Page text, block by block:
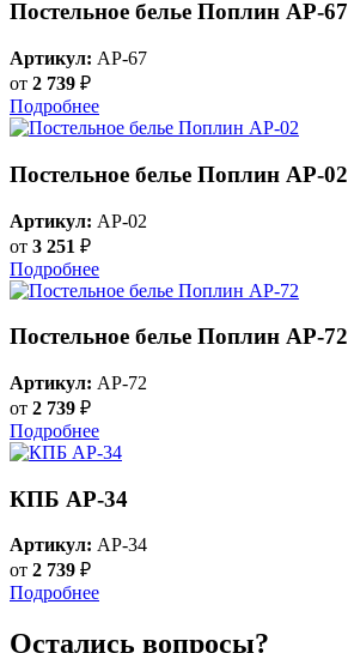
Постельное белье Поплин AP-67
Артикул: AP-67
от 2 739 ₽
Подробнее
Постельное белье Поплин AP-02
Артикул: AP-02
от 3 251 ₽
Подробнее
Постельное белье Поплин AP-72
Артикул: AP-72
от 2 739 ₽
Подробнее
КПБ AP-34
Артикул: AP-34
от 2 739 ₽
Подробнее
Остались вопросы?